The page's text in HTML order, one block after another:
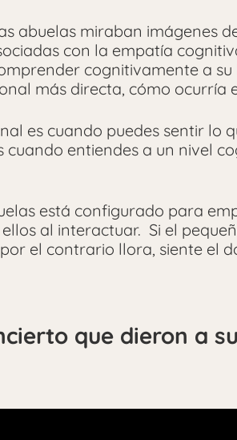
abuelas miraban imágenes
con la empatía
cognitivamente a
más directa, cómo ocurría
es cuando puedes sentir lo
cuando entiendes a un nivel
está configurado para
al interactuar. Si el
el contrario llora, siente el
que dieron a